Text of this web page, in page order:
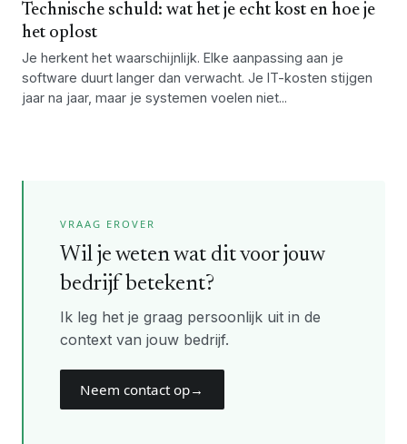
Technische schuld: wat het je echt kost en hoe je
het oplost
Je herkent het waarschijnlijk. Elke aanpassing aan je
software duurt langer dan verwacht. Je IT-kosten stijgen
jaar na jaar, maar je systemen voelen niet...
VRAAG EROVER
Wil je weten wat dit voor jouw
bedrijf betekent?
Ik leg het je graag persoonlijk uit in de
context van jouw bedrijf.
Neem contact op→